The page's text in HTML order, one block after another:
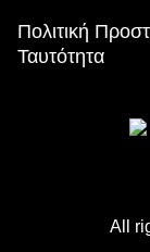
Πολιτική
Ταυτότητα
All